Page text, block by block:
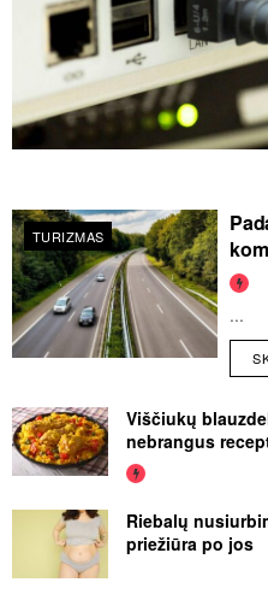
TURIZMAS
...
Viščiukų
nebrangus
Riebalų
priežiūra po jos